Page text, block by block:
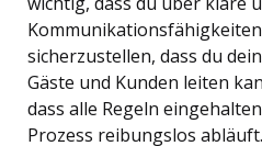
sicherzustellen, dass du
Gäste und Kunden leiten
dass alle Regeln
Prozess reibungslos abläuft.